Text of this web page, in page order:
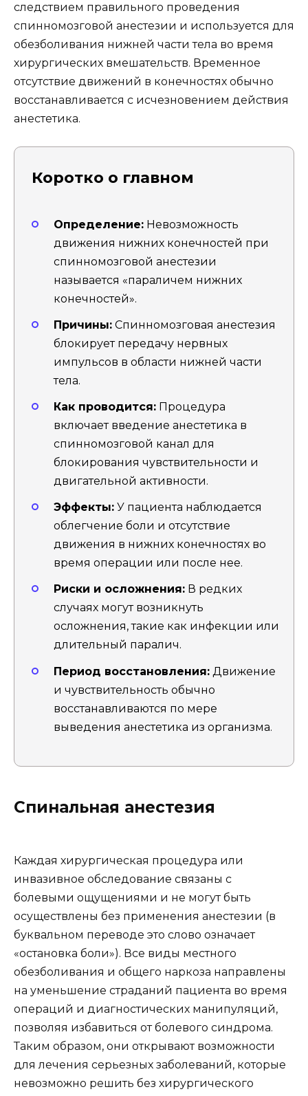
следствием правильного проведения
спинномозговой анестезии и используется для
обезболивания нижней части тела во время
хирургических вмешательств. Временное
отсутствие движений в конечностях обычно
восстанавливается с исчезновением действия
анестетика.
Коротко о главном
Определение: Невозможность
движения нижних конечностей при
спинномозговой анестезии
называется «параличем нижних
конечностей».
Причины: Спинномозговая анестезия
блокирует передачу нервных
импульсов в области нижней части
тела.
Как проводится: Процедура
включает введение анестетика в
спинномозговой канал для
блокирования чувствительности и
двигательной активности.
Эффекты: У пациента наблюдается
облегчение боли и отсутствие
движения в нижних конечностях во
время операции или после нее.
Риски и осложнения: В редких
случаях могут возникнуть
осложнения, такие как инфекции или
длительный паралич.
Период восстановления: Движение
и чувствительность обычно
восстанавливаются по мере
выведения анестетика из организма.
Спинальная анестезия
Каждая хирургическая процедура или
инвазивное обследование связаны с
болевыми ощущениями и не могут быть
осуществлены без применения анестезии (в
буквальном переводе это слово означает
«остановка боли»). Все виды местного
обезболивания и общего наркоза направлены
на уменьшение страданий пациента во время
операций и диагностических манипуляций,
позволяя избавиться от болевого синдрома.
Таким образом, они открывают возможности
для лечения серьезных заболеваний, которые
невозможно решить без хирургического